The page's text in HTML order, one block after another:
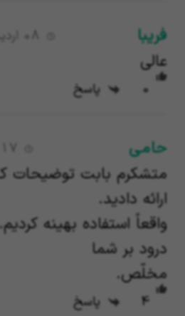
فریبا
عالی
0 پاسخ
حامی
متشکرم بابت توضیحات
ارائه دادید.
واقعاً استفاده بهینه کردیم.
درود بر شما
مخلّص.
4 پاسخ